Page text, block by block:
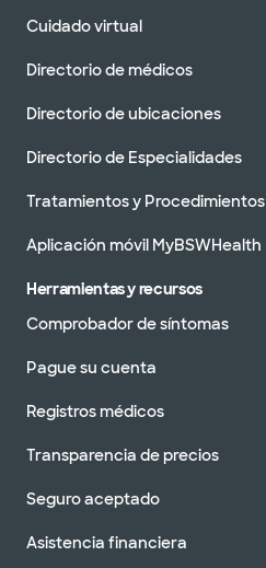
Cuidado virtual
Directorio de médicos
Directorio de ubicaciones
Directorio de Especialidades
Tratamientos y Procedimientos
Aplicación móvil MyBSWHealth
Herramientas y recursos
Comprobador de síntomas
Pague su cuenta
Registros médicos
Transparencia de precios
Seguro aceptado
Asistencia financiera